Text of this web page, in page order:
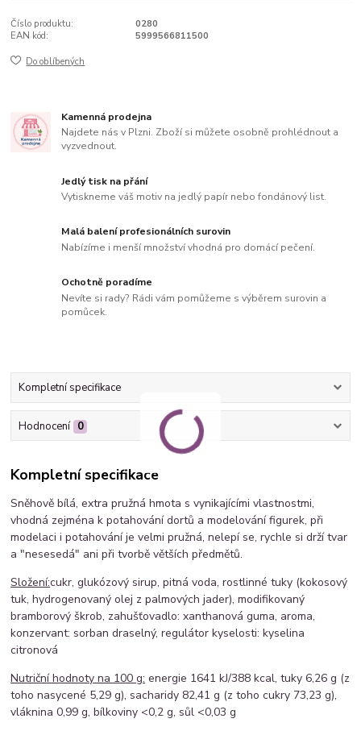
Číslo produktu:
0280
EAN kód:
5999566811500
Do oblíbených
Kamenná prodejna
Najdete nás v Plzni. Zboží si můžete osobně prohlédnout a
vyzvednout.
Jedlý tisk na přání
Vytiskneme váš motiv na jedlý papír nebo fondánový list.
Malá balení profesionálních surovin
Nabízíme i menší množství vhodná pro domácí pečení.
Ochotně poradíme
Nevíte si rady? Rádi vám pomůžeme s výběrem surovin a
pomůcek.
Kompletní specifikace
Hodnocení 0
Kompletní specifikace
Sněhově bílá, extra pružná hmota s vynikajícími vlastnostmi,
vhodná zejména k potahování dortů a modelování figurek, při
modelaci i potahování je velmi pružná, nelepí se, rychle si drží tvar
a "nesesedá" ani při tvorbě větších předmětů.
Složení:cukr, glukózový sirup, pitná voda, rostlinné tuky (kokosový
tuk, hydrogenovaný olej z palmových jader), modifikovaný
bramborový škrob, zahušťovadlo: xanthanová guma, aroma,
konzervant: sorban draselný, regulátor kyselosti: kyselina
citronová
Nutriční hodnoty na 100 g: energie 1641 kJ/388 kcal, tuky 6,26 g (z
toho nasycené 5,29 g), sacharidy 82,41 g (z toho cukry 73,23 g),
vláknina 0,99 g, bílkoviny <0,2 g, sůl <0,03 g